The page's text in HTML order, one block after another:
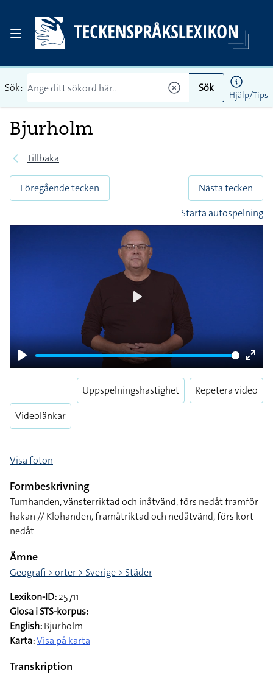
Sök: Sök
Hjälp/Tips
Bjurholm
Tillbaka
Föregående tecken
Nästa tecken
Starta autospelning
Play
Enter
Videolänkar
Uppspelningshastighet Repetera video
Visa foton
Formbeskrivning
Tumhanden, vänsterriktad och inåtvänd, förs nedåt framför
hakan // Klohanden, framåtriktad och nedåtvänd, förs kort
nedåt
Ämne
Geografi > orter > Sverige > Städer
Lexikon-ID:25711
Glosa i STS-korpus:-
English:Bjurholm
Karta:Visa på karta
Transkription